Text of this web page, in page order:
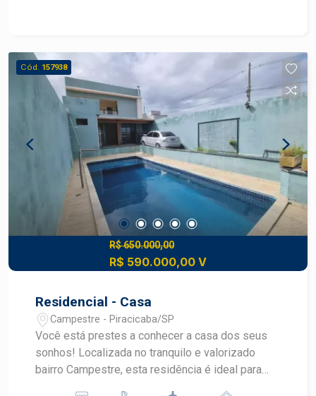
horas - Próximo a comércios, escolas e áreas de
lazer
Cód. 157938
R$ 650.000,00
R$ 590.000,00 V
Residencial - Casa
Campestre - Piracicaba/SP
Você está prestes a conhecer a casa dos seus
sonhos! Localizada no tranquilo e valorizado
bairro Campestre, esta residência é ideal para